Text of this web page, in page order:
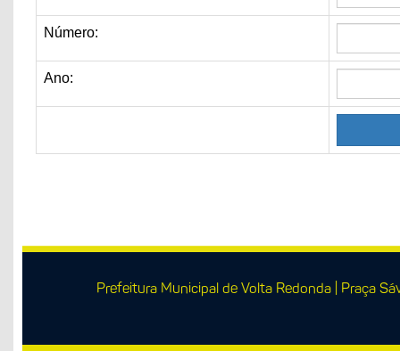
Número:
Ano:
Prefeitura Municipal de Volta Redonda | Praça